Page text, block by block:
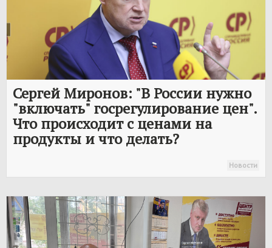
Сергей Миронов: "В России нужно
"включать" госрегулирование цен".
Что происходит с ценами на
продукты и что делать?
Новости